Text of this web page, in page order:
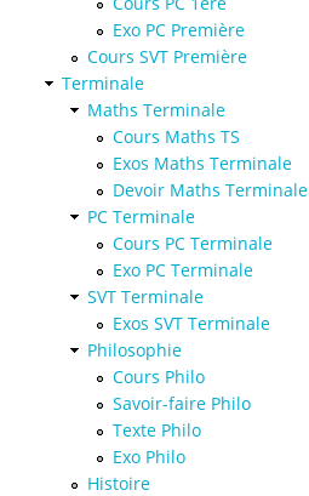
Exo PC Première
Cours SVT Première
Terminale
Maths Terminale
Cours Maths TS
Exos Maths Terminale
Devoir Maths Terminale
PC Terminale
Cours PC Terminale
Exo PC Terminale
SVT Terminale
Exos SVT Terminale
Philosophie
Cours Philo
Savoir-faire Philo
Texte Philo
Exo Philo
Histoire